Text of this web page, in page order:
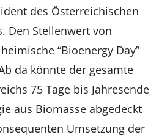
des Österreichischen
Den Stellenwert von
“Bioenergy Day”
da könnte der gesamte
75 Tage bis Jahresende
aus Biomasse abgedeckt
Umsetzung der